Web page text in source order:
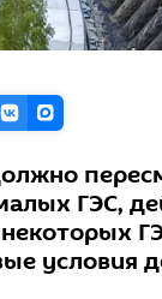
ГЭС,
условия